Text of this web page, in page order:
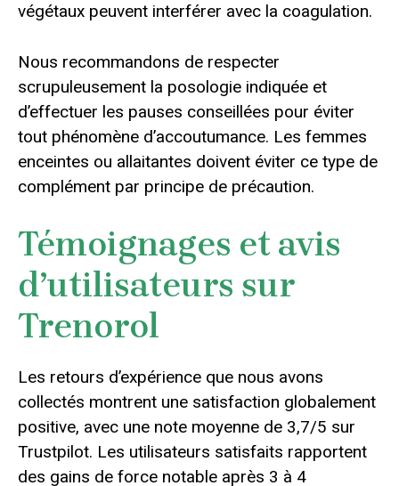
végétaux peuvent interférer avec la coagulation.
Nous recommandons de respecter
scrupuleusement la posologie indiquée et
d’effectuer les pauses conseillées pour éviter
tout phénomène d’accoutumance. Les femmes
enceintes ou allaitantes doivent éviter ce type de
complément par principe de précaution.
Témoignages et avis
d’utilisateurs sur
Trenorol
Les retours d’expérience que nous avons
collectés montrent une satisfaction globalement
positive, avec une note moyenne de 3,7/5 sur
Trustpilot. Les utilisateurs satisfaits rapportent
des gains de force notable après 3 à 4